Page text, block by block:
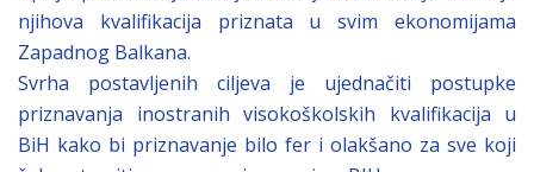
njihova kvalifikacija priznata u svim ekonomijama
Zapadnog Balkana.
Svrha postavljenih ciljeva je ujednačiti postupke
priznavanja inostranih visokoškolskih kvalifikacija u
BiH kako bi priznavanje bilo fer i olakšano za sve koji